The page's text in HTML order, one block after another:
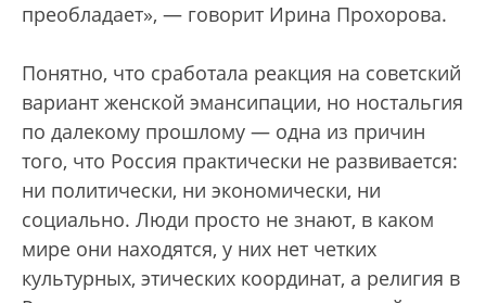
преобладает», — говорит Ирина Прохорова.
Понятно, что сработала реакция на советский
вариант женской эмансипации, но ностальгия
по далекому прошлому — одна из причин
того, что Россия практически не развивается:
ни политически, ни экономически, ни
социально. Люди просто не знают, в каком
мире они находятся, у них нет четких
культурных, этических координат, а религия в